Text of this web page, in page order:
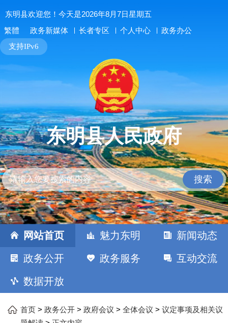
东明县欢迎您！今天是2026年8月7日星期五
繁體 政务新媒体 长者专区 个人中心 政务办公
支持IPv6
东明县人民政府
搜索
网站首页 魅力东明 新闻动态
政务公开 政务服务 互动交流
数据开放
首页 > 政务公开 > 政府会议 > 全体会议 > 议定事项及相关议